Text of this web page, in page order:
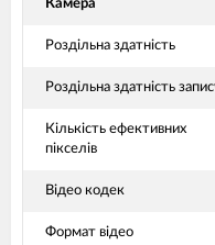
Камера
Роздільна здатність
Роздільна здатність
Кількість ефективних
пікселів
Відео кодек
Формат відео